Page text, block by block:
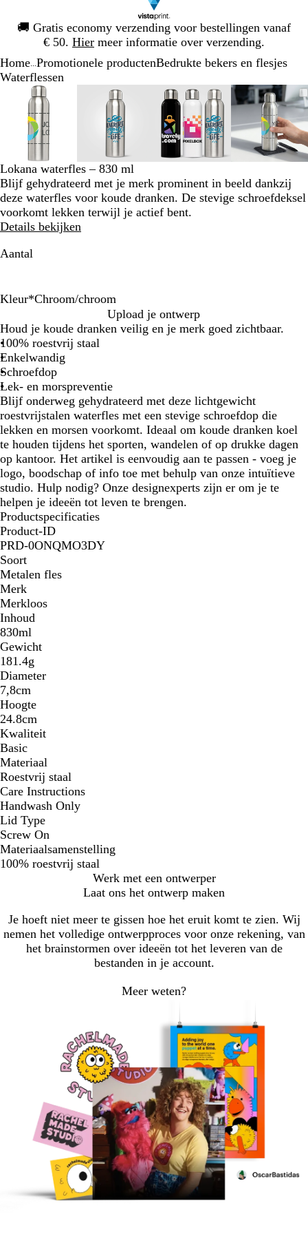
🚚 Gratis economy verzending voor bestellingen vanaf
€ 50. Hier meer informatie over verzending.
1
Home Promotionele productenBedrukte bekers en flesjes
Waterflessen
Zoombare
afbeelding
Gezoomd
tot
minimum
Klik
om
uit
te
Gebruik
plus-
en
mintoetsen
te
zoomen
en
pijltjestoetsen
om
te
Zoombare
afbeelding
Gezoomd
tot
minimum
Klik
om
uit
te
Gebruik
plus-
en
mintoetsen
te
zoomen
en
pijltjestoetsen
om
Zoombare
afbeelding
Gezoomd
tot
minimum
Klik
om
uit
te
Gebruik
plus-
en
mintoetsen
te
zoomen
pijltjestoetsen
tot
Klik
om
uit
te
vouwen
plus-
en
om
te
zoomen
en
Lokana waterfles – 830 ml
Blijf gehydrateerd met je merk prominent in beeld dankzij
deze waterfles voor koude dranken. De stevige schroefdeksel
voorkomt lekken terwijl je actief bent.
Details bekijken
Aantal
Kleur*Chroom/chroom
h
r
o
o
m
/
z
w
a
r
t
h
r
o
o
m
/
w
i
t
h
r
o
o
m
/
c
h
r
o
o
m
Upload je ontwerp
Houd je koude dranken veilig en je merk goed zichtbaar.
100% roestvrij staal
Enkelwandig
Schroefdop
Lek- en morspreventie
Blijf onderweg gehydrateerd met deze lichtgewicht
roestvrijstalen waterfles met een stevige schroefdop die
lekken en morsen voorkomt. Ideaal om koude dranken koel
te houden tijdens het sporten, wandelen of op drukke dagen
op kantoor. Het artikel is eenvoudig aan te passen - voeg je
logo, boodschap of info toe met behulp van onze intuïtieve
studio. Hulp nodig? Onze designexperts zijn er om je te
helpen je ideeën tot leven te brengen.
Productspecificaties
Product-ID
PRD-0ONQMO3DY
Soort
Metalen fles
Merk
Merkloos
Inhoud
830ml
Gewicht
181.4g
Diameter
7,8cm
Hoogte
24.8cm
Kwaliteit
Basic
Materiaal
Roestvrij staal
Care Instructions
Handwash Only
Lid Type
Screw On
Materiaalsamenstelling
100% roestvrij staal
Werk met een ontwerper
Laat ons het ontwerp maken
Je hoeft niet meer te gissen hoe het eruit komt te zien. Wij
nemen het volledige ontwerpproces voor onze rekening, van
het brainstormen over ideeën tot het leveren van de
bestanden in je account.
Meer weten?